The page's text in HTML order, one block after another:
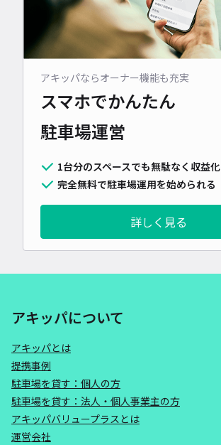
アキッパならオーナー機能も充実
スマホでかんたん
駐車場運営
1台分のスペースでも無駄なく収益化
完全無料で駐車場運用を始められる
詳しく見る
アキッパについて
アキッパとは
提携事例
駐車場を貸す：個人の方
駐車場を貸す：法人・個人事業主の方
アキッパバリュープラスとは
運営会社